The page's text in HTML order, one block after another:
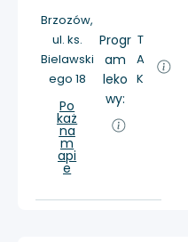
Brzozów,
ul. ks.
Bielawski
ego 18
Po
każ
na
m
api
e
Progr
am
leko
wy:
T
A
K